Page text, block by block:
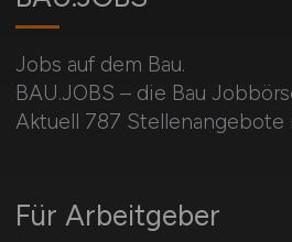
Jobs auf dem Bau.
BAU.JOBS – die Bau
Aktuell 787 Stellenangebote
Für Arbeitgeber